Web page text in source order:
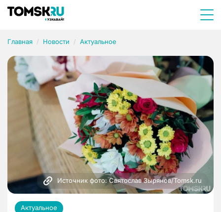
Главная Новости Актуальное
Источник фото: Святослав Зырянов/Tomsk.ru
Актуальное